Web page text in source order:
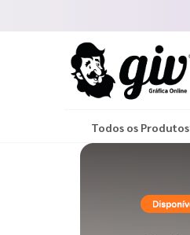
Todos os Produtos